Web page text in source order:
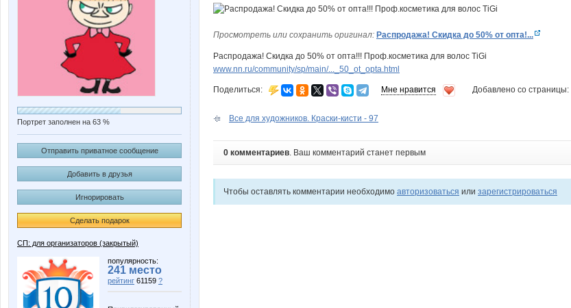
Портрет заполнен на 63 %
Отправить приватное сообщение
Добавить в друзья
Игнорировать
Сделать подарок
СП: для организаторов (закрытый)
популярность:
241 место
рейтинг 61159 ?
Просмотреть или сохранить оригинал: Распродажа! Скидка до 50% от опта!...
Распродажа! Скидка до 50% от опта!!! Проф.косметика для волос TiGi
www.nn.ru/community/sp/main/..._50_ot_opta.html
Поделиться: Мне нравится Добавлено со страницы:
Все для художников. Краски-кисти - 97
0 комментариев. Ваш комментарий станет первым
Чтобы оставлять комментарии необходимо авторизоваться или зарегистрироваться